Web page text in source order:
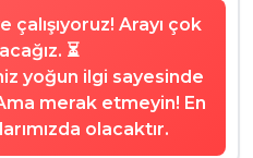
Arayı çok
⏳
yoğun ilgi sayesinde
merak etmeyin! En
olacaktır.